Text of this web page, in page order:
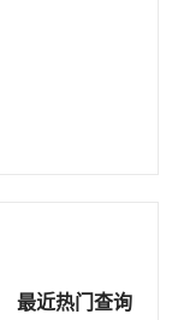
最近热门查询